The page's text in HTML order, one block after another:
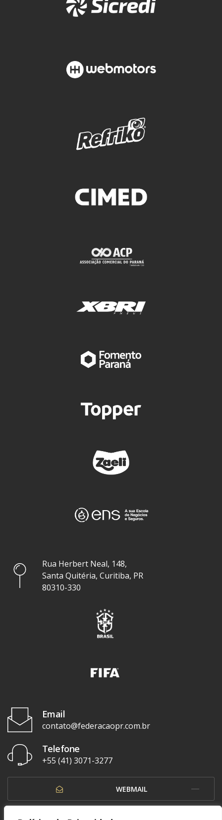
Rua Herbert Neal, 148,
Santa Quitéria, Curitiba, PR
80310-330
Email
contato@federacaopr.com.br
Telefone
+55 (41) 3071-3277
WEBMAIL